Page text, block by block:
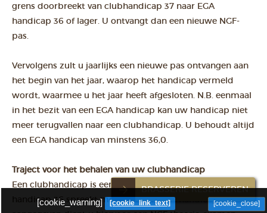
[cookie_warning] [cookie_link_text] [cookie_close]
grens doorbreekt van clubhandicap 37 naar EGA
handicap 36 of lager. U ontvangt dan een nieuwe NGF-
pas.
Vervolgens zult u jaarlijks een nieuwe pas ontvangen aan
het begin van het jaar, waarop het handicap vermeld
wordt, waarmee u het jaar heeft afgesloten. N.B. eenmaal
in het bezit van een EGA handicap kan uw handicap niet
meer terugvallen naar een clubhandicap. U behoudt altijd
een EGA handicap van minstens 36,0.
Traject voor het behalen van uw clubhandicap
Een clubhandicap is een handicap vanaf 54 tot 37. Vanaf
handicap 36 spreekt men over een EGA handicap. Als
BRASSERIE RESERVEREN